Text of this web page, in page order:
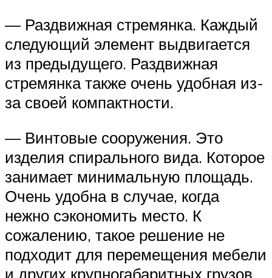
— Раздвижная стремянка. Каждый
следующий элемент выдвигается
из предыдущего. Раздвижная
стремянка также очень удобная из-
за своей компактности.
— Винтовые сооружения. Это
изделия спирального вида. Которое
занимает минимальную площадь.
Очень удобна в случае, когда
нежно сэкономить место. К
сожалению, такое решение не
подходит для перемещения мебели
и других крупногабаритных грузов.